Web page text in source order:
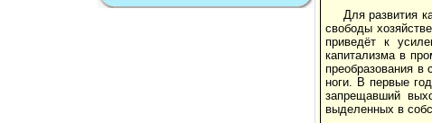
Для развития
свободы
приведёт к
капитализма в
преобразования в
ноги. В первые
запрещавший
выделенных в